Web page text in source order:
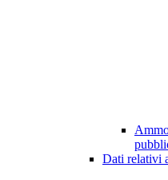
Dati relativi